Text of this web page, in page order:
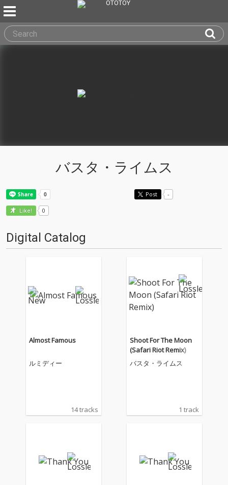
バスタ・ライムス
Post -
Like! 0
Digital Catalog
Almost Famous
ルミディー
14 tracks
Shoot For The Moon
(Safari Riot Remix)
バスタ・ライムス
1 track